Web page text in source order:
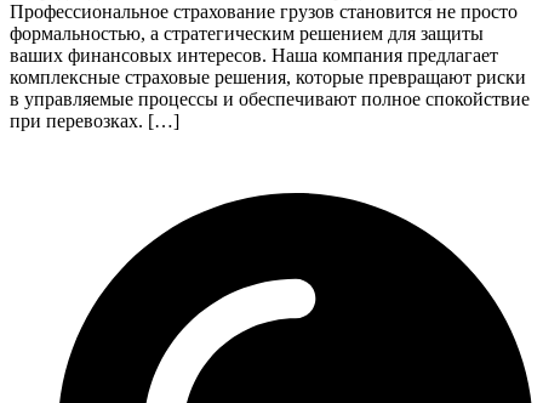
Профессиональное страхование грузов становится не просто
формальностью, а стратегическим решением для защиты
ваших финансовых интересов. Наша компания предлагает
комплексные страховые решения, которые превращают риски
в управляемые процессы и обеспечивают полное спокойствие
при перевозках. […]